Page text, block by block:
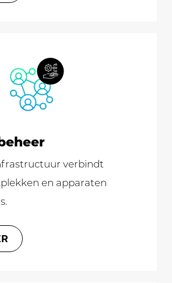
verbindt
en apparaten